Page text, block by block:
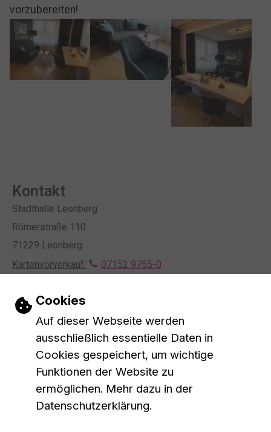
Einstellungen zu Cookies und
Cookies
Auf dieser Webseite werden
ausschließlich essentielle Daten in
Cookies gespeichert, um wichtige
Funktionen der Website zu
ermöglichen. Mehr dazu in der
Datenschutzerklärung.
vorzubereiten!
Show larger version for:Show larger version for:
Show larger
Kontakt
Stadthalle Leonberg
Römerstraße 110
71229 Leonberg
Kartenvorverkauf:
07152 9755-0
Kontaktformular
Öffnungszeiten
Montag bis Mittwoch
10 bis 16 Uhr
10 bis 18 Uhr
Mittagspause
13 bis 14 Uhr